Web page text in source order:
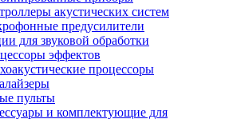
акустических систем
предусилители
для звуковой обработки
эффектов
процессоры
пульты
и комплектующие для